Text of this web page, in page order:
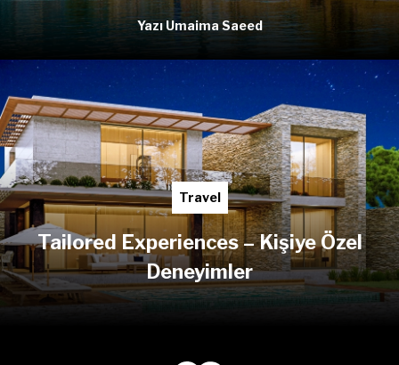
Yazı Umaima Saeed
Travel
Tailored Experiences – Kişiye Özel
Deneyimler